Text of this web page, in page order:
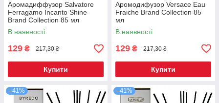
Аромадиффузор Salvatore
Ferragamo Incanto Shine
Brand Collection 85 мл
В наявності
129 ₴ 217,30 ₴
Купити
Аромодифузор Versace Eau
Fraiche Brand Collection 85
мл
В наявності
129 ₴ 217,30 ₴
Купити
–41% –41%